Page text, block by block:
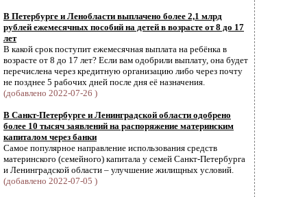
В Петербурге и Ленобласти выплачено более 2,1 млрд
рублей ежемесячных пособий на детей в возрасте от 8 до 17
лет
В какой срок поступит ежемесячная выплата на ребёнка в
возрасте от 8 до 17 лет? Если вам одобрили выплату, она будет
перечислена через кредитную организацию либо через почту
не позднее 5 рабочих дней после дня её назначения.
(добавлено 2022-07-26 )
В Санкт-Петербурге и Ленинградской области одобрено
более 10 тысяч заявлений на распоряжение материнским
капиталом через банки
Самое популярное направление использования средств
материнского (семейного) капитала у семей Санкт-Петербурга
и Ленинградской области – улучшение жилищных условий.
(добавлено 2022-07-05 )